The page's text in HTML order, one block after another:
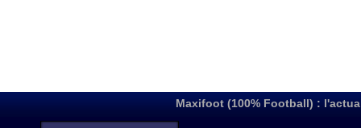
Maxifoot (100% Football) :